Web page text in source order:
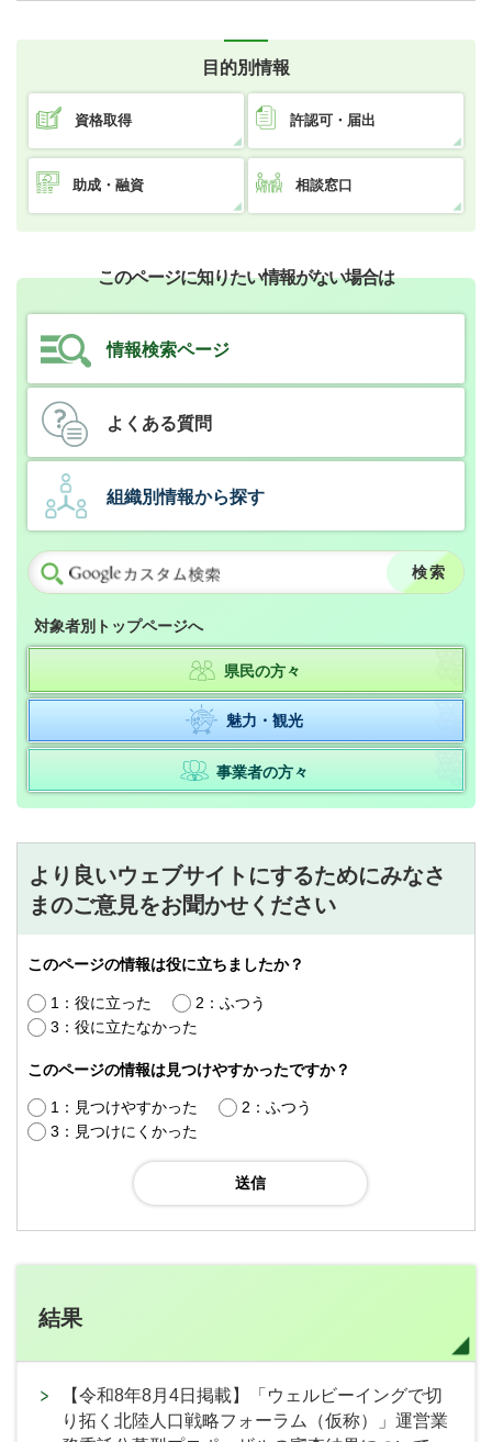
目的別情報
資格取得 許認可・届出
助成・融資 相談窓口
このページに知りたい情報がない場合は
情報検索ページ
よくある質問
組織別情報から探す
対象者別トップページへ
県民の方々
魅力・観光
事業者の方々
より良いウェブサイトにするためにみなさ
まのご意見をお聞かせください
このページの情報は役に立ちましたか？
1：役に立った
2：ふつう
3：役に立たなかった
このページの情報は見つけやすかったですか？
1：見つけやすかった
2：ふつう
3：見つけにくかった
結果
【令和8年8月4日掲載】「ウェルビーイングで切
り拓く北陸人口戦略フォーラム（仮称）」運営業